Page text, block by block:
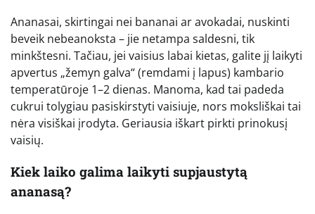
Ananasai, skirtingai nei bananai ar avokadai, nuskinti
beveik nebeanoksta – jie netampa saldesni, tik
minkštesni. Tačiau, jei vaisius labai kietas, galite jį laikyti
apvertus „žemyn galva“ (remdami į lapus) kambario
temperatūroje 1–2 dienas. Manoma, kad tai padeda
cukrui tolygiau pasiskirstyti vaisiuje, nors moksliškai tai
nėra visiškai įrodyta. Geriausia iškart pirkti prinokusį
vaisių.
Kiek laiko galima laikyti supjaustytą
ananasą?